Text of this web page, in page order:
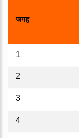
जगह
1
2
3
4